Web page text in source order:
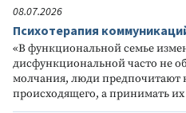
08.07.2026
Психотерапия
«В функциональной семье
дисфункциональной часто не
молчания, люди предпочитают
происходящего, а принимать их